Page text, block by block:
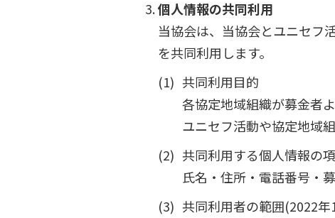
個人情報の共同利用
当協会は、当協会とユニセフ
を共同利用します。
共同利用目的
各協定地域組織が募金者
ユニセフ活動や協定地域
共同利用する個人情報の
氏名・住所・電話番号・
共同利用者の範囲(2022